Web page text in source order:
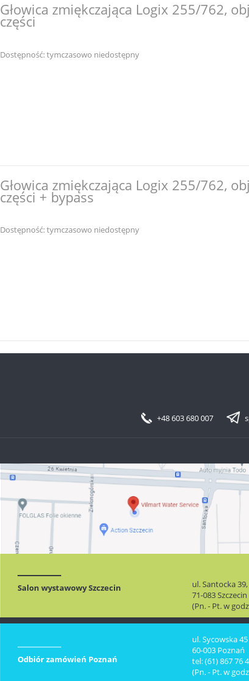
Głowica zmiękczająca Logix 255/762,
części
Dostępność:tymczasowo niedostępny
Głowica zmiękczająca Logix 255/762,
części + bypass
Dostępność:tymczasowo niedostępny
+48 603 680 007
Salon wystawowy Szczecin
ul. Santocka
71-083 Szczecin
(Pn. - Pt. w
Odbiór zamówień Poznań
ul. Sycowska 45
60-003 Poznań
tel: (61) 867 76
(Pn. - Pt. w